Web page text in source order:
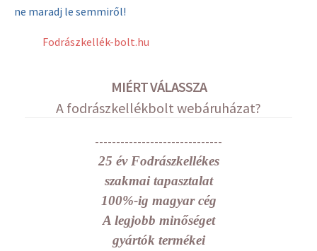
ne maradj le semmiről!
Fodrászkellék-bolt.hu
MIÉRT VÁLASSZA
A fodrászkellékbolt webáruházat?
------------------------------
25 év Fodrászkellékes
szakmai tapasztalat
100%-ig magyar cég
A legjobb minőséget
gyártók termékei